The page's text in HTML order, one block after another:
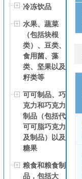
冷冻饮品
水果、蔬菜
（包括块根
类）、豆类、
食用菌、藻
类、坚果以及
籽类等
可可制品、巧
克力和巧克力
制品（包括代
可可脂巧克力
及制品）以及
糖果
粮食和粮食制
品，包括大